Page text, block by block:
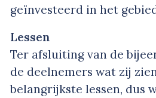
geïnvesteerd in het
Lessen
Ter afsluiting van de
de deelnemers wat zij
belangrijkste lessen, dus